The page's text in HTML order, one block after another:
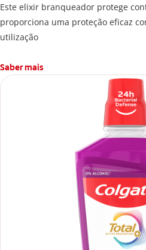
Este elixir branqueador protege
proporciona uma proteção eficaz
utilização
Saber mais